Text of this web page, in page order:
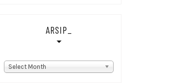
ARSIP_
Arsip_
Select Month